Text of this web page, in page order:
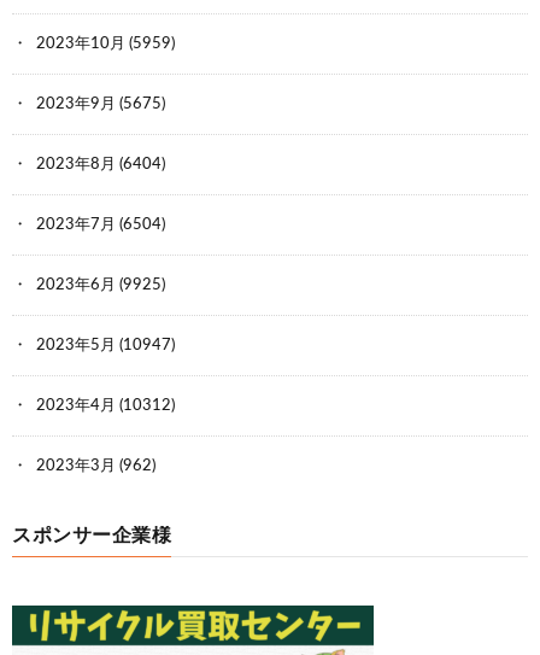
2023年10月 (5959)
2023年9月 (5675)
2023年8月 (6404)
2023年7月 (6504)
2023年6月 (9925)
2023年5月 (10947)
2023年4月 (10312)
2023年3月 (962)
スポンサー企業様